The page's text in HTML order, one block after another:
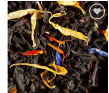
Ajouter
à la
wishlist